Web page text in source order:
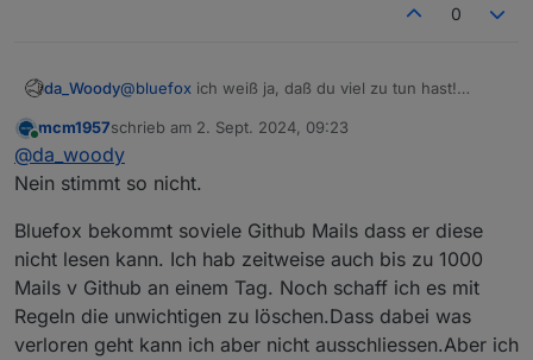
0
da_Woody@bluefox ich weiß ja, daß du viel zu tun hast!
Issue Benachrichtigungen...
Bin auch nur durch Zufall drauf gekommen. Ich
mache ja nicht täglich eine rule. Dann
hat. Ergo ans Issue angehängt.
Lieblings Projekt. Ist rein subjektiv! Obwohl für
kleine Dinge viel einfacher als blockly/js.
Online
mcm1957schrieb am 2. Sept. 2024, 09:23
zuletzt editiert von
@da_woody
Nein stimmt so nicht.
Bluefox bekommt soviele Github Mails dass er diese
nicht lesen kann. Ich hab zeitweise auch bis zu 1000
Mails v Github an einem Tag. Noch schaff ich es mit
Regeln die unwichtigen zu löschen.Dass dabei was
verloren geht kann ich aber nicht ausschliessen.Aber ich